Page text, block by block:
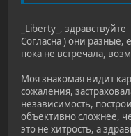
_Liberty_, здравствуйте
Согласна ) они разные,
пока не встречала,
Моя знакомая видит
сожаления,
независимость,
объективно сложнее,
это не хитрость, а